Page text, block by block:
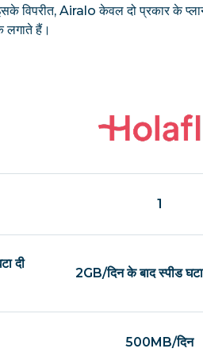
विपरीत, Airalo केवल दो प्रकार के
लगाते हैं।
1
दी
2GB/दिन के बाद स्पीड
500MB/दिन